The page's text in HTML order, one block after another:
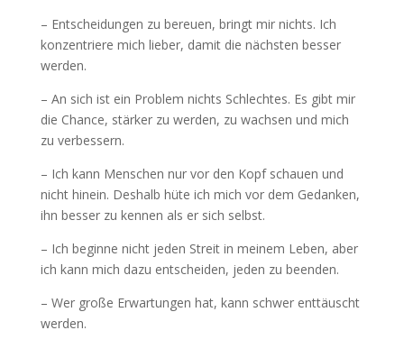
– Entscheidungen zu bereuen, bringt mir nichts. Ich
konzentriere mich lieber, damit die nächsten besser
werden.
– An sich ist ein Problem nichts Schlechtes. Es gibt mir
die Chance, stärker zu werden, zu wachsen und mich
zu verbessern.
– Ich kann Menschen nur vor den Kopf schauen und
nicht hinein. Deshalb hüte ich mich vor dem Gedanken,
ihn besser zu kennen als er sich selbst.
– Ich beginne nicht jeden Streit in meinem Leben, aber
ich kann mich dazu entscheiden, jeden zu beenden.
– Wer große Erwartungen hat, kann schwer enttäuscht
werden.